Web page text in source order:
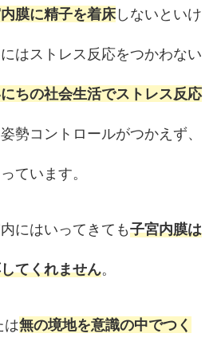
膜に精子を着床しないといけ
はストレス反応をつかわない
ちの社会生活でストレス反応
勢コントロールがつかえず、
ています。
にはいってきても子宮内膜は
てくれません。
は無の境地を意識の中でつく